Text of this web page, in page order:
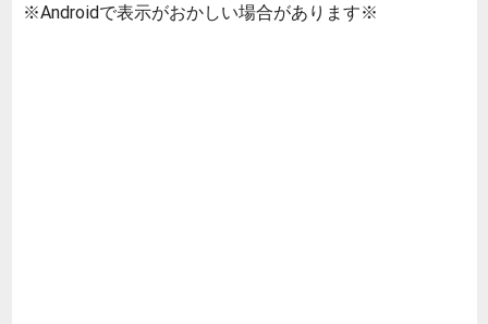
※Androidで表示がおかしい場合があります※